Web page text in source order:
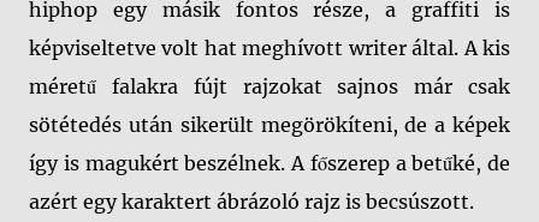
hiphop egy másik fontos része, a graffiti is
képviseltetve volt hat meghívott writer által. A kis
méretű falakra fújt rajzokat sajnos már csak
sötétedés után sikerült megörökíteni, de a képek
így is magukért beszélnek. A főszerep a betűké, de
azért egy karaktert ábrázoló rajz is becsúszott.